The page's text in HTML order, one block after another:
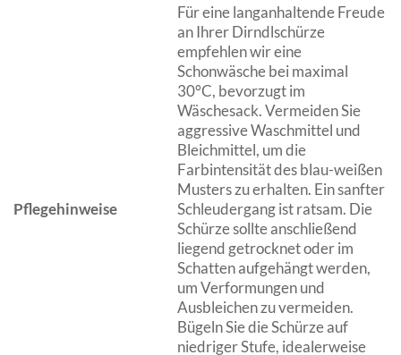
Pflegehinweise
Für eine langanhaltende Freude
an Ihrer Dirndlschürze
empfehlen wir eine
Schonwäsche bei maximal
30°C, bevorzugt im
Wäschesack. Vermeiden Sie
aggressive Waschmittel und
Bleichmittel, um die
Farbintensität des blau-weißen
Musters zu erhalten. Ein sanfter
Schleudergang ist ratsam. Die
Schürze sollte anschließend
liegend getrocknet oder im
Schatten aufgehängt werden,
um Verformungen und
Ausbleichen zu vermeiden.
Bügeln Sie die Schürze auf
niedriger Stufe, idealerweise